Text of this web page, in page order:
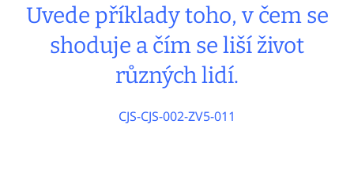
Uvede příklady toho, v čem se
shoduje a čím se liší život
různých lidí.
CJS-CJS-002-ZV5-011